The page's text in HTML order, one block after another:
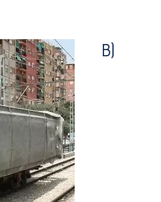
B)